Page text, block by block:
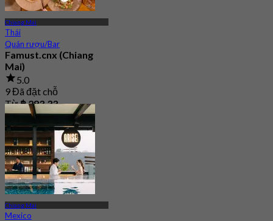
Chiang Mai
Thái
Quán rượu/Bar
Famust.cnx (Chiang
Mai)
5.0
9 Đã đặt chỗ
Từ฿ 283.33
Chiang Mai
Mexico